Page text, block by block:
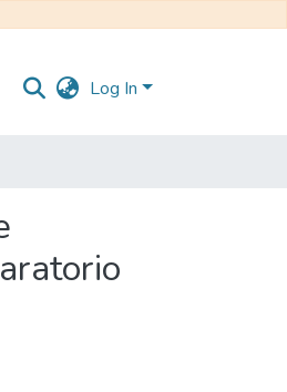
Log In